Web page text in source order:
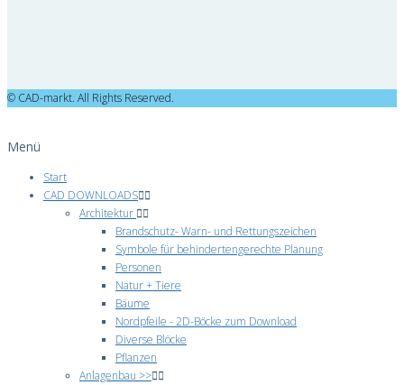
© CAD-markt. All Rights Reserved.
Menü
Start
CAD DOWNLOADS
Architektur
Brandschutz- Warn- und Rettungszeichen
Symbole für behindertengerechte Planung
Personen
Natur + Tiere
Bäume
Nordpfeile - 2D-Böcke zum Download
Diverse Blöcke
Pflanzen
Anlagenbau >>